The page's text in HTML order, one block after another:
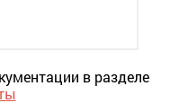
в разделе